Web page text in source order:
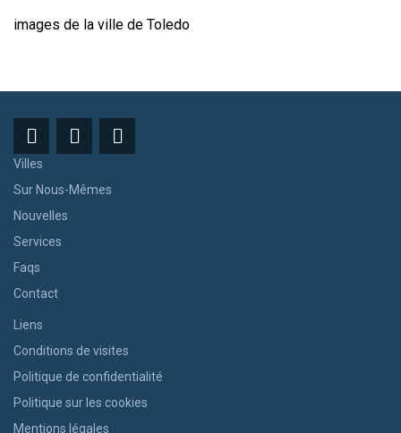
images de la ville de Toledo
Villes
Sur Nous-Mêmes
Nouvelles
Services
Faqs
Contact
Liens
Conditions de visites
Politique de confidentialité
Politique sur les cookies
Mentions légales